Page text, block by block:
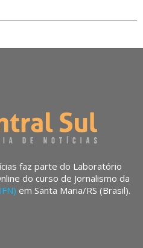
faz parte do Laboratório
do curso de Jornalismo da
em Santa Maria/RS (Brasil).